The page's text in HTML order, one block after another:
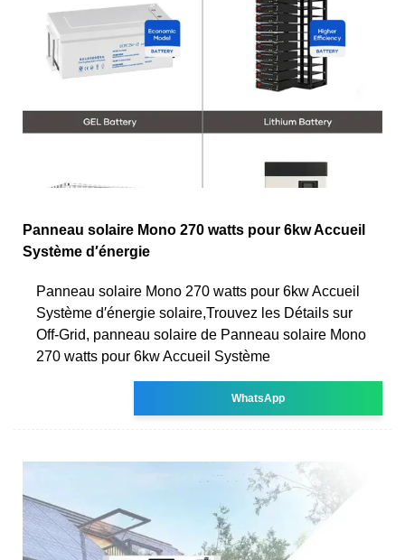
Panneau solaire Mono 270 watts pour 6kw Accueil
Système d′énergie
Panneau solaire Mono 270 watts pour 6kw Accueil
Système d′énergie solaire,Trouvez les Détails sur
Off-Grid, panneau solaire de Panneau solaire Mono
270 watts pour 6kw Accueil Système
WhatsApp